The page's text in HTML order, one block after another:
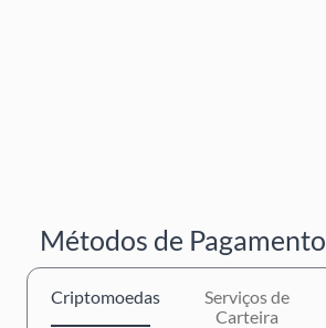
Métodos de Pagamento
Criptomoedas
Serviços de
Carteira